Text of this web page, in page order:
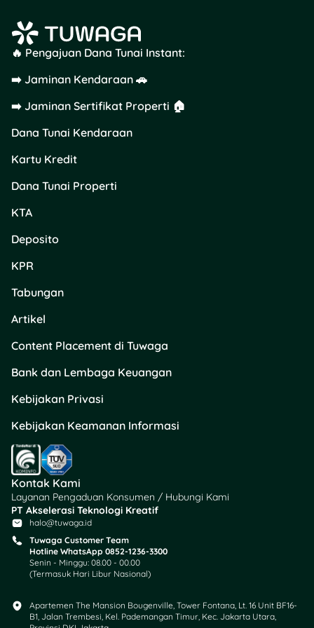
kebutuhan. Jangan
lupa isi nomor
rekening bank kamu
sebagai tujuan
Pencairan Dana
“Cairkan Dana
Sekarang” dan
selesaikan proses
verifikasi. Jika
menandatangani
dana akan langsung
Baca Juga:Risiko
Tidak Membayar
Adapundi: Dikejar
Debt Collector
Hingga Denda
Menumpuk!
Tabel Simulasi
Angsuran Adapundi
2025
Berikut ini adalah simulasi
pinjaman dengan jangka
waktu 12 bulan (360 hari)
🔥 Pengajuan Dana Tunai Instant:
➡️ Jaminan Kendaraan 🚗
➡️ Jaminan Sertifikat Properti 🏠
Dana Tunai Kendaraan
Kartu Kredit
Dana Tunai Properti
KTA
Deposito
KPR
Tabungan
Artikel
Content Placement di Tuwaga
Bank dan Lembaga Keuangan
Kebijakan Privasi
Kebijakan Keamanan Informasi
Kontak Kami
Layanan Pengaduan Konsumen / Hubungi Kami
PT Akselerasi Teknologi Kreatif
halo@tuwaga.id
Tuwaga Customer Team
Hotline WhatsApp 0852-1236-3300
Senin - Minggu: 08.00 - 00.00
(Termasuk Hari Libur Nasional)
Apartemen The Mansion Bougenville, Tower Fontana, Lt. 16 Unit BF16-
B1, Jalan Trembesi, Kel. Pademangan Timur, Kec. Jakarta Utara,